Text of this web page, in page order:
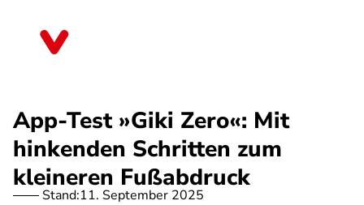
App-Test »Giki Zero«: Mit
hinkenden Schritten zum
kleineren Fußabdruck
Stand:11. September 2025